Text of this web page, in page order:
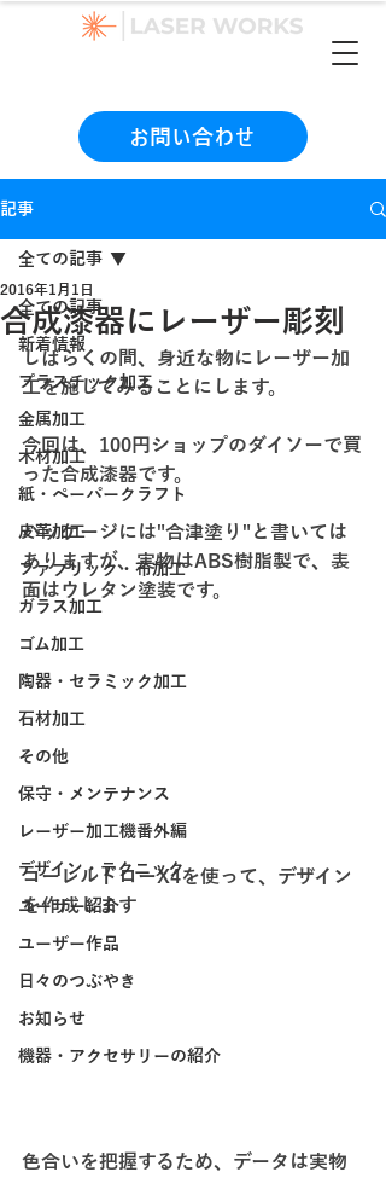
お問い合わせ
記事
全ての記事
新着情報
プラスチック加工
金属加工
木材加工
紙・ペーパークラフト
皮革加工
ファブリック・布加工
ガラス加工
ゴム加工
陶器・セラミック加工
石材加工
その他
保守・メンテナンス
レーザー加工機番外編
デザイン・テクニック
ユーザー紹介
ユーザー作品
日々のつぶやき
お知らせ
機器・アクセサリーの紹介
全ての記事
合成漆器にレーザー彫刻
2016年1月1日
しばらくの間、身近な物にレーザー加
工を施してみることにします。
今回は、100円ショップのダイソーで買
った合成漆器です。
パッケージには"合津塗り"と書いては
ありますが、実物はABS樹脂製で、表
面はウレタン塗装です。
コーレルドローX4を使って、デザイン
を作成します
色合いを把握するため、データは実物